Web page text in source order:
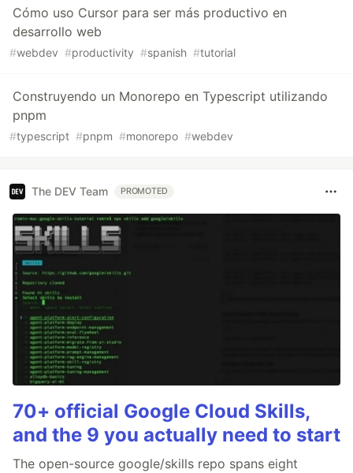
Cómo uso Cursor para ser más productivo en
desarrollo web
#webdev #productivity #spanish #tutorial
Construyendo un Monorepo en Typescript utilizando
pnpm
#typescript #pnpm #monorepo #webdev
The DEV Team PROMOTED
70+ official Google Cloud Skills,
and the 9 you actually need to start
The open-source google/skills repo spans eight